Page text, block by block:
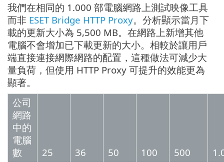
我們在相同的 1.000 部電腦網路上測試映像工具
而非 ESET Bridge HTTP Proxy。分析顯示當月下
載的更新大小為 5,500 MB。在網路上新增其他
電腦不會增加已下載更新的大小。相較於讓用戶
端直接連接網際網路的配置，這種做法可減少大
量負荷，但使用 HTTP Proxy 可提升的效能更為
顯著。
公司
網路
中的
電腦
數
25 36 50 100 500